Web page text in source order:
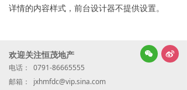
详情的内容样式，前台设计器不提供设置。
넇
너
电话：
0791-86665555
邮箱：
jxhmfdc@vip.sina.com
欢迎关注恒茂地产